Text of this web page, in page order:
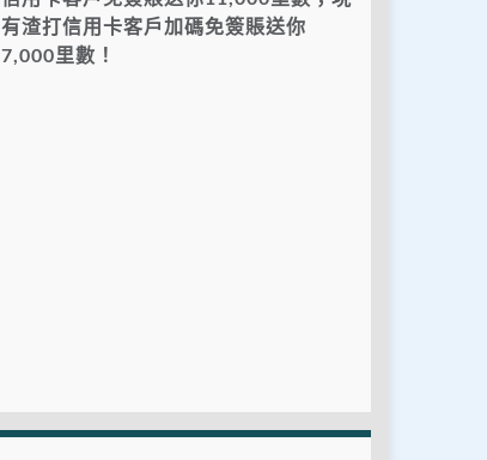
有渣打信用卡客戶加碼免簽賬送你
7,000里數！